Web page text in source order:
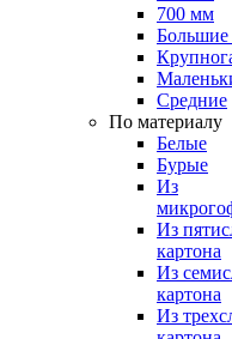
700 мм
Большие
Средние
По материалу
Белые
Бурые
Из
Из
картона
Из
картона
Из